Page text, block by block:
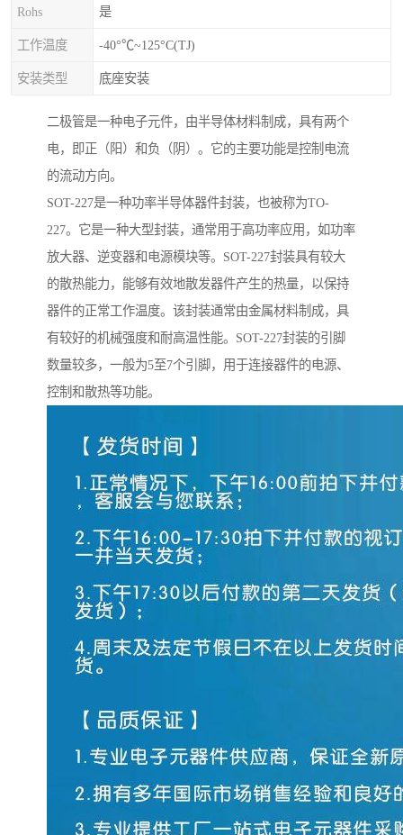
Rohs 是
工作温度 -40°℃~125°C(TJ)
安装类型 底座安装
二极管是一种电子元件，由半导体材料制成，具有两个
电，即正（阳）和负（阴）。它的主要功能是控制电流
的流动方向。
SOT-227是一种功率半导体器件封装，也被称为TO-
227。它是一种大型封装，通常用于高功率应用，如功率
放大器、逆变器和电源模块等。SOT-227封装具有较大
的散热能力，能够有效地散发器件产生的热量，以保持
器件的正常工作温度。该封装通常由金属材料制成，具
有较好的机械强度和耐高温性能。SOT-227封装的引脚
数量较多，一般为5至7个引脚，用于连接器件的电源、
控制和散热等功能。